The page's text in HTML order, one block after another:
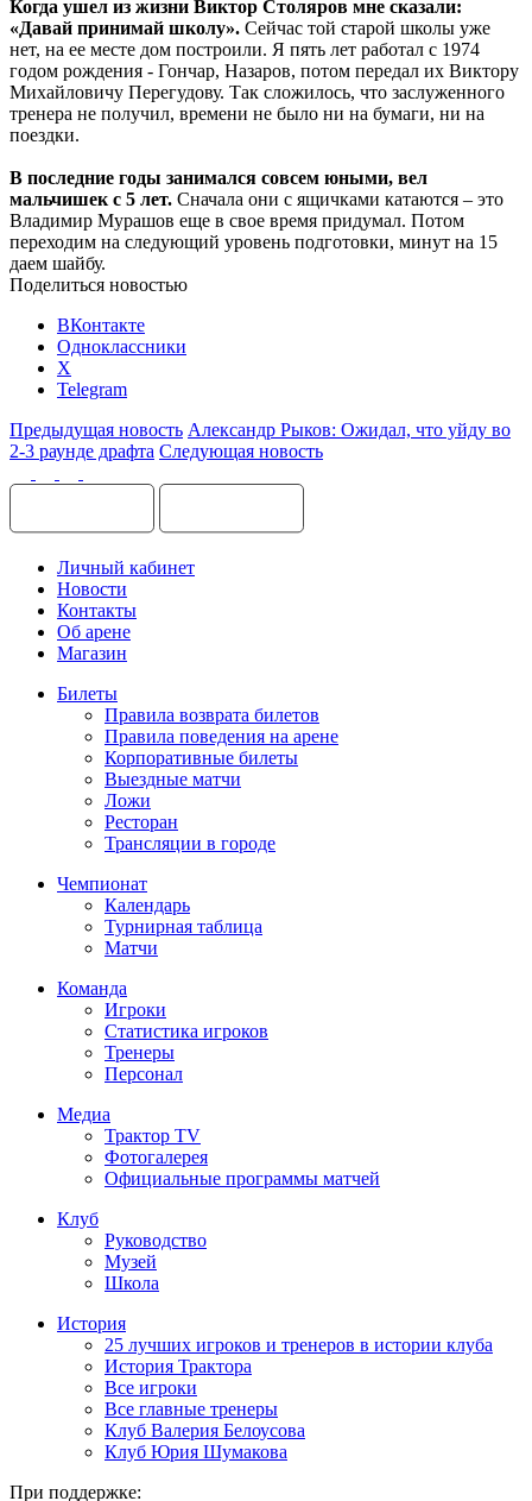
Когда ушел из жизни Виктор Столяров мне сказали:
«Давай принимай школу». Сейчас той старой школы уже
нет, на ее месте дом построили. Я пять лет работал с 1974
годом рождения - Гончар, Назаров, потом передал их Виктору
Михайловичу Перегудову. Так сложилось, что заслуженного
тренера не получил, времени не было ни на бумаги, ни на
поездки.
В последние годы занимался совсем юными, вел
мальчишек с 5 лет. Сначала они с ящичками катаются – это
Владимир Мурашов еще в свое время придумал. Потом
переходим на следующий уровень подготовки, минут на 15
даем шайбу.
Поделиться новостью
ВКонтакте
Одноклассники
X
Telegram
Предыдущая новость Александр Рыков: Ожидал, что уйду во
2-3 раунде драфта Следующая новость
Личный кабинет
Новости
Контакты
Об арене
Магазин
Билеты
Правила возврата билетов
Правила поведения на арене
Корпоративные билеты
Выездные матчи
Ложи
Ресторан
Трансляции в городе
Чемпионат
Календарь
Турнирная таблица
Матчи
Команда
Игроки
Статистика игроков
Тренеры
Персонал
Медиа
Трактор TV
Фотогалерея
Официальные программы матчей
Клуб
Руководство
Музей
Школа
История
25 лучших игроков и тренеров в истории клуба
История Трактора
Все игроки
Все главные тренеры
Клуб Валерия Белоусова
Клуб Юрия Шумакова
При поддержке: